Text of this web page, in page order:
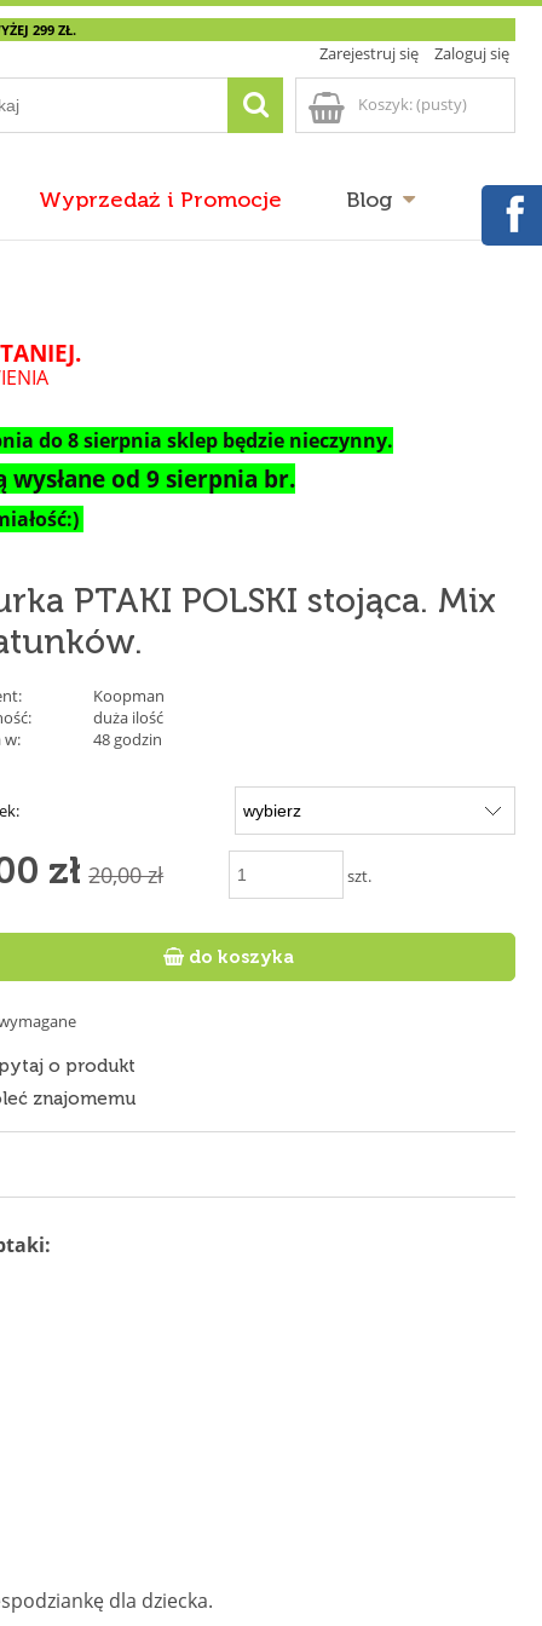
299 ZŁ.
Zarejestruj się Zaloguj się
Koszyk:(pusty)
Wyprzedaż i Promocje Blog
do 8 sierpnia sklep będzie nieczynny.
wysłane od 9 sierpnia br.
PTAKI POLSKI stojąca. Mix
Koopman
duża ilość
w:
48 godzin
zł 20,00 zł szt.
 do koszyka
o produkt
znajomemu
dla dziecka.